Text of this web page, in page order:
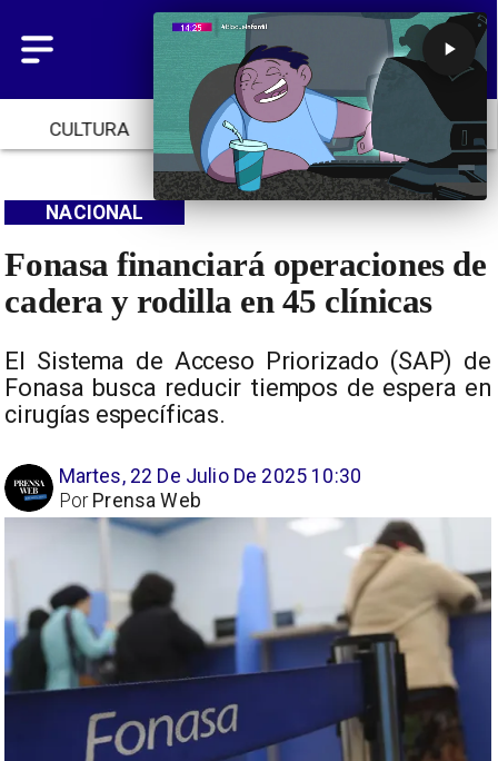
CULTURA TENDENCIAS
Fonasa financiará operaciones de
cadera y rodilla en 45 clínicas
El Sistema de Acceso Priorizado (SAP) de
Fonasa busca reducir tiempos de espera en
cirugías específicas.
NACIONAL
Martes, 22 De Julio De 2025 10:30
Prensa Web
Por